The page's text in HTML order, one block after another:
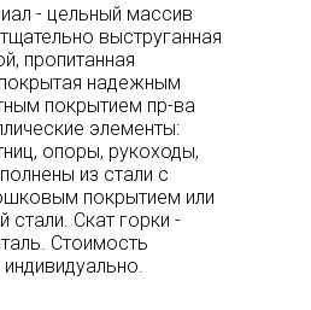
- цельный массив
выструганная
пропитанная
надежным
покрытием пр-ва
элементы:
опоры, рукоходы,
из стали с
покрытием или
Скат горки -
Стоимость